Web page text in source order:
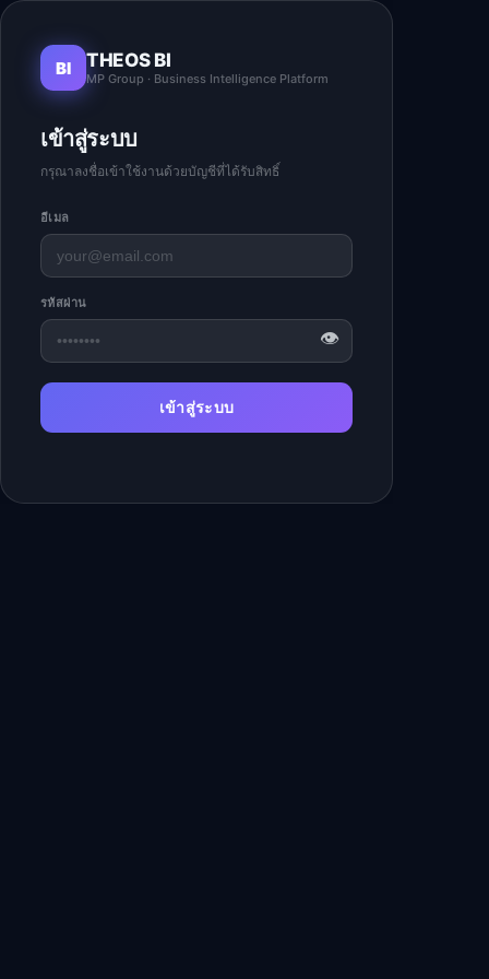
BI THEOS BI
MP Group · Business Intelligence Platform
เข้าสู่ระบบ
กรุณาลงชื่อเข้าใช้งานด้วยบัญชีที่ได้รับสิทธิ์
อีเมล
รหัสผ่าน
👁
เข้าสู่ระบบ